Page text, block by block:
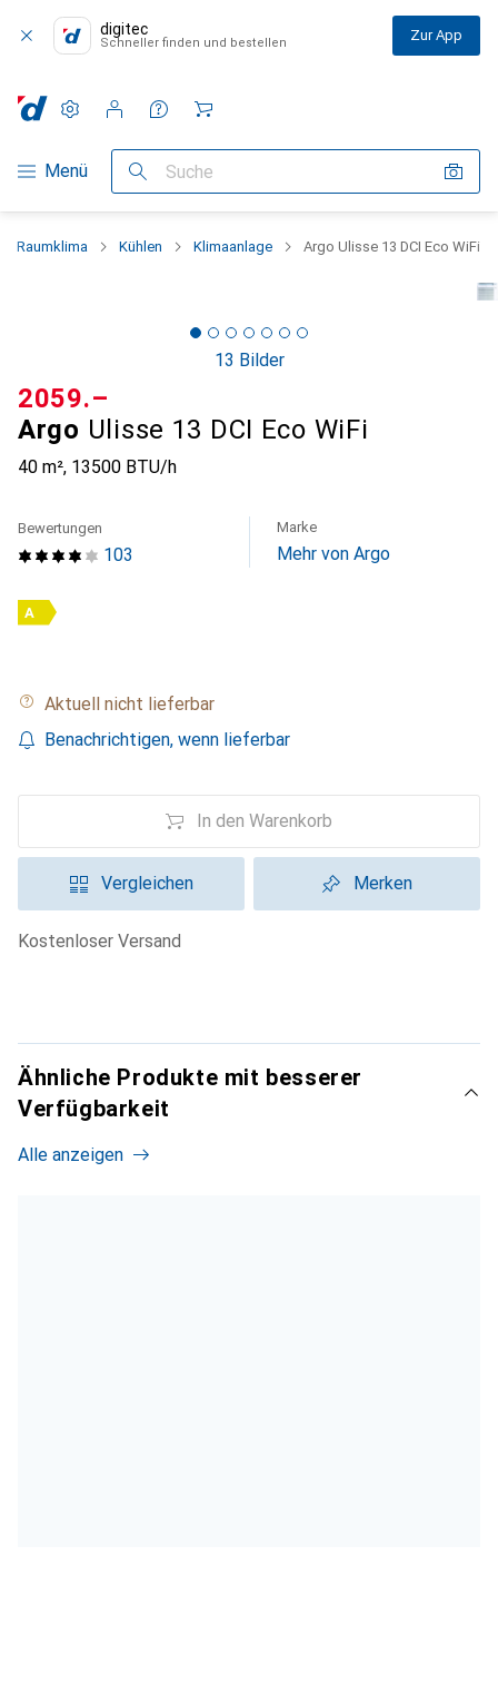
digitec
Schneller finden und bestellen Zur App
Navigation nach Kategorien
Menü Suche
Einstellungen
Kundenkonto
Vergleichslisten
Merklisten
Warenkorb
Raumklima Kühlen Klimaanlage Argo Ulisse 13 DCI Eco WiFi
13 Bilder
Argo Ulisse 13 DCI Eco WiFi
40 m², 13500 BTU/h
CHF
2059.–
103
Bewertungen Marke
Mehr von Argo
A
Aktuell nicht lieferbar
Benachrichtigen, wenn lieferbar
In den Warenkorb
Vergleichen Merken
kostenloser Versand
Ähnliche Produkte mit besserer
Verfügbarkeit
Alle anzeigen